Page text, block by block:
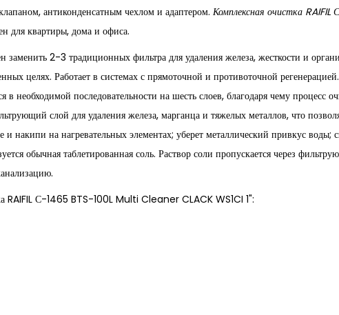
антиконденсатным чехлом и адаптером. Комплексная очистка
для квартиры, дома и офиса.
2-3 традиционных фильтра для удаления железа, жесткости и
целях. Работает в системах с прямоточной и противоточной
в необходимой последовательности на шесть слоев, благодаря чему процесс
слой для удаления железа, марганца и тяжелых металлов, что
и накипи на нагревательных элементах; уберет металлический привкус воды;
обычная таблетированная соль. Раствор соли пропускается через
RAIFIL С-1465 BTS-100L Multi Cleaner CLACK WS1CI 1":